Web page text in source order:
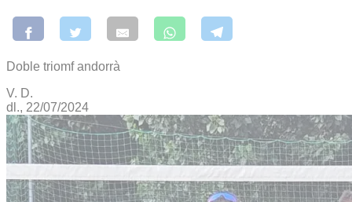
Doble triomf andorrà
V. D.
dl., 22/07/2024